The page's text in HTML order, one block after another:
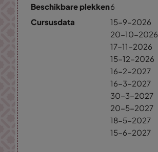
Beschikbare plekken6
Cursusdata
15-9-2026
20-10-2026
17-11-2026
15-12-2026
16-2-2027
16-3-2027
30-3-2027
20-5-2027
18-5-2027
15-6-2027